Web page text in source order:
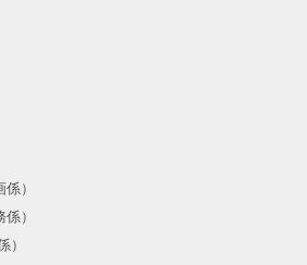
）
）
）